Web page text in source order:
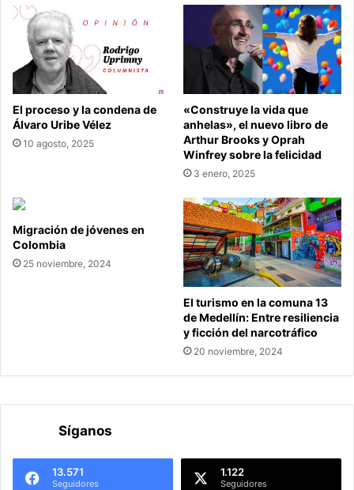
El proceso y la condena de
Álvaro Uribe Vélez
10 agosto, 2025
«Construye la vida que
anhelas», el nuevo libro de
Arthur Brooks y Oprah
Winfrey sobre la felicidad
3 enero, 2025
Migración de jóvenes en
Colombia
25 noviembre, 2024
El turismo en la comuna 13
de Medellín: Entre resiliencia
y ficción del narcotráfico
20 noviembre, 2024
Síganos
13.571
Seguidores
1.122
Seguidores